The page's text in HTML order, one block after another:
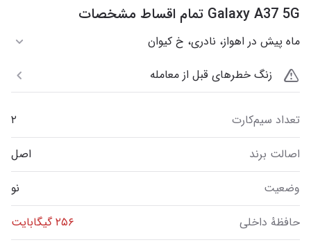
Galaxy A37 5G تمام اقساط مشخصات
ماه پیش در اهواز، نادری، خ کیوان
زنگ خطرهای قبل از معامله
تعداد سیم‌کارت
۲
اصالت برند
اصل
وضعیت
نو
حافظهٔ داخلی
۲۵۶ گیگابایت